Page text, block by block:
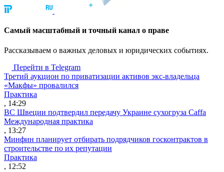
Cамый масштабный и точный канал о праве
Рассказываем о важных деловых и юридических событиях.
Перейти в Telegram
Третий аукцион по приватизации активов экс-владельца
«Макфы» провалился
Практика
, 14:29
ВС Швеции подтвердил передачу Украине сухогруза Caffa
Международная практика
, 13:27
Минфин планирует отбирать подрядчиков госконтрактов в
строительстве по их репутации
Практика
, 12:52